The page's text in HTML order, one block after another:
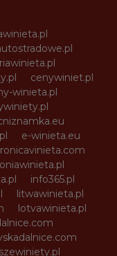
cenywiniet.pl
winieta.pl
e-winieta.eu
info365.pl
litwawinieta.pl
lotvawinieta.pl